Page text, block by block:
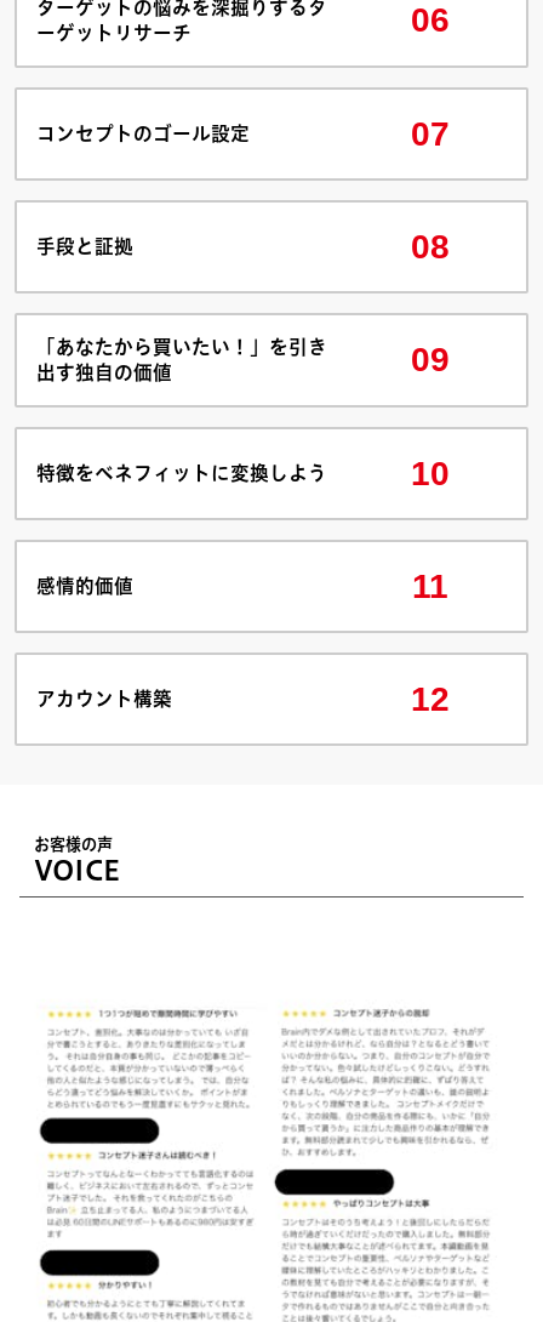
06
ターゲットの悩みを深掘りするタ
ーゲットリサーチ
07
コンセプトのゴール設定
08
手段と証拠
09
「あなたから買いたい！」を引き
出す独自の価値
10
特徴をベネフィットに変換しよう
11
感情的価値
12
アカウント構築
お客様の声
VOICE